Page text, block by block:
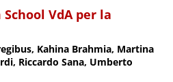
VdA per la
Kahina Brahmia, Martina
Riccardo Sana, Umberto